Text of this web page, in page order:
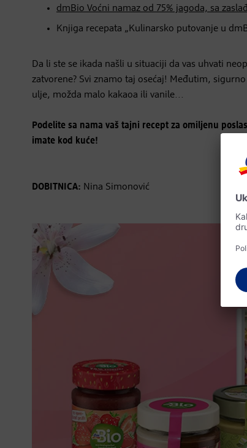
dmBio Voćni namaz od 75% jagoda, sa
Knjiga recepata „Kulinarsko putovanje u
Da li ste se ikada našli u situaciji da vas uhvati
zatvorene? Svi znamo taj osećaj! Međutim,
ulje, možda malo kakaoa ili vanile...
Podelite sa nama vaš tajni recept za omiljenu
imate kod kuće!
DOBITNICA: Nina Simonović